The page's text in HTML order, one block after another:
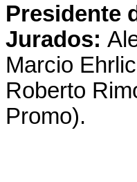
Presidente
Jurados:
Marcio
Roberto
Promo).